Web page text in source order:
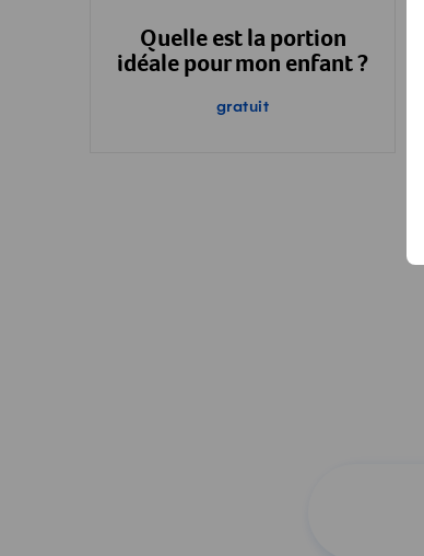
Quelle est la portion
idéale pour mon enfant ?
gratuit